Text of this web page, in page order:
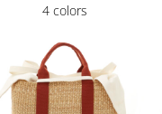
4 colors